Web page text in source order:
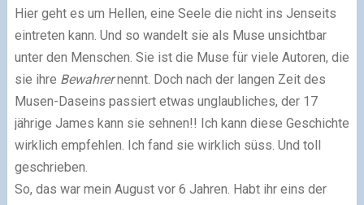
Hier geht es um Hellen, eine Seele die nicht ins Jenseits
eintreten kann. Und so wandelt sie als Muse unsichtbar
unter den Menschen. Sie ist die Muse für viele Autoren, die
sie ihre Bewahrernennt. Doch nach der langen Zeit des
Musen-Daseins passiert etwas unglaubliches, der 17
jährige James kann sie sehnen!! Ich kann diese Geschichte
wirklich empfehlen. Ich fand sie wirklich süss. Und toll
geschrieben.
So, das war mein August vor 6 Jahren. Habt ihr eins der